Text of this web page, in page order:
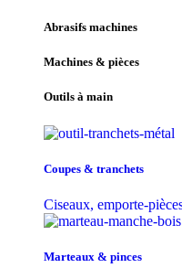
Abrasifs machines
Machines & pièces
Outils à main
Coupes & tranchets
Ciseaux, emporte-
Marteaux & pinces